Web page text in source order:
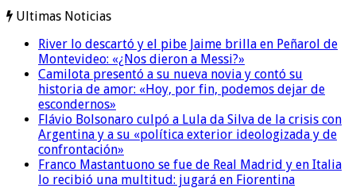
Ultimas Noticias
River lo descartó y el pibe Jaime brilla en Peñarol de
Montevideo: «¿Nos dieron a Messi?»
Camilota presentó a su nueva novia y contó su
historia de amor: «Hoy, por fin, podemos dejar de
escondernos»
Flávio Bolsonaro culpó a Lula da Silva de la crisis con
Argentina y a su «política exterior ideologizada y de
confrontación»
Franco Mastantuono se fue de Real Madrid y en Italia
lo recibió una multitud: jugará en Fiorentina